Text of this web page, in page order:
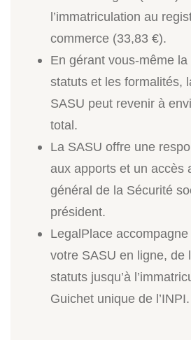
l’immatriculation au
commerce (33,83 €).
En gérant vous-même
statuts et les formalités,
SASU peut revenir à
total.
La SASU offre une
aux apports et un accès
général de la Sécurité
président.
LegalPlace
votre SASU en ligne, de
statuts jusqu’à
Guichet unique de l’INPI.